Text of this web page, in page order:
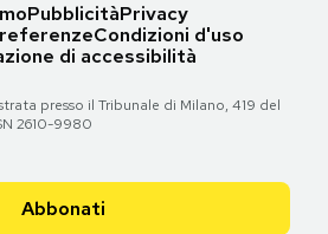
PubblicitàPrivacy
Condizioni d'uso
di accessibilità
presso il Tribunale di Milano, 419 del
2610-9980
Abbonati